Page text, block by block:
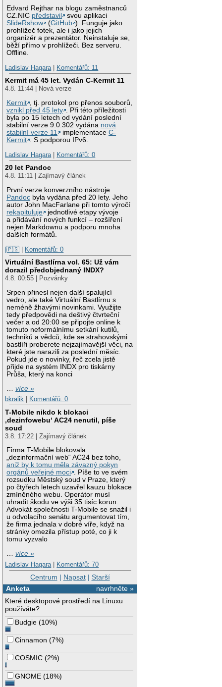
Edvard Rejthar na blogu zaměstnanců
CZ.NIC představil
svou aplikaci
SlideRshow
(GitHub ). Funguje jako
prohlížeč fotek, ale i jako jejich
organizér a prezentátor. Neinstaluje se,
běží přímo v prohlížeči. Bez serveru.
Offline.
Ladislav Hagara | Komentářů: 11
Kermit má 45 let. Vydán C-Kermit 11
4.8. 11:44 | Nová verze
Kermit , tj. protokol pro přenos souborů,
vznikl před 45 lety . Při této příležitosti
byla po 15 letech od vydání poslední
stabilní verze 9.0.302 vydána nová
stabilní verze 11
implementaceC-
Kermit . S podporou IPv6.
Ladislav Hagara | Komentářů: 0
20 let Pandoc
4.8. 11:11 | Zajímavý článek
První verze konverzního nástroje
Pandoc byla vydána před 20 lety. Jeho
autor John MacFarlane při tomto výročí
rekapituluje
jednotlivé etapy vývoje
a přidávání nových funkcí – rozšíření
nejen Markdownu a podporu mnoha
dalších formátů.
|🇵🇸 | Komentářů: 0
Virtuální Bastlírna vol. 65: Už vám
dorazil předobjednaný INDX?
4.8. 00:55 | Pozvánky
Srpen přinesl nejen další spalující
vedro, ale také Virtuální Bastlírnu s
neméně žhavými novinkami. Využijte
tedy předpovědi na deštivý čtvrteční
večer a od 20:00 se připojte online k
tomuto neformálnímu setkání kutilů,
techniků a vědců, kde se strahovskými
bastlíři proberete nejzajímavější věci, na
které jste narazili za poslední měsíc.
Pokud jde o novinky, řeč zcela jistě
přijde na systém INDX pro tiskárny
Průša, který na konci
…více »
bkralik
Komentářů: 0
T-Mobile nikdo k blokaci
‚dezinfowebu‘ AC24 nenutil, píše
soud
3.8. 17:22 | Zajímavý článek
Firma T-Mobile blokovala
„dezinformační web“ AC24 bez toho,
aniž by k tomu měla závazný pokyn
orgánů veřejné moci . Píše to ve svém
rozsudku Městský soud v Praze, který
po čtyřech letech uzavřel kauzu blokace
zmíněného webu. Operátor musí
uhradit škodu ve výši 35 tisíc korun.
Advokát společnosti T-Mobile se snažil i
u odvolacího senátu argumentovat tím,
že firma jednala v dobré víře, když na
stránky omezila přístup poté, co ji k
tomu vyzvalo
…více »
Ladislav Hagara | Komentářů: 70
Centrum | Napsat| Starší
navrhněte »
Anketa
Které desktopové prostředí na Linuxu
používáte?
Budgie (10%)
Cinnamon (7%)
COSMIC (2%)
GNOME (18%)